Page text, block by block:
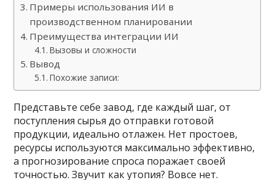
Примеры использования ИИ в
производственном планировании
Преимущества интеграции ИИ
Вызовы и сложности
Вывод
Похожие записи:
Представьте себе завод, где каждый шаг, от
поступления сырья до отправки готовой
продукции, идеально отлажен. Нет простоев,
ресурсы используются максимально эффективно,
а прогнозирование спроса поражает своей
точностью. Звучит как утопия? Вовсе нет.